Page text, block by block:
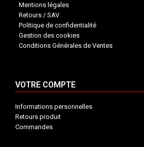
Mentions légales
Retours / SAV
Politique de confidentialité
Gestion des cookies
Conditions Générales de Ventes
VOTRE COMPTE
Informations personnelles
Retours produit
Commandes